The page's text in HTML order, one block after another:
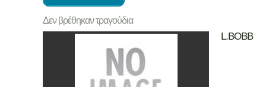
Δεν βρέθηκαν τραγούδια
L.BOBB